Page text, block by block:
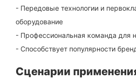
- Передовые технологии и
оборудование
- Профессиональная команда для
- Способствует популярности
Сценарии